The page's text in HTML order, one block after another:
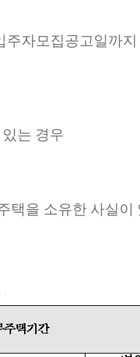
자모집공고일까
는 경우
택을 소유한 사실